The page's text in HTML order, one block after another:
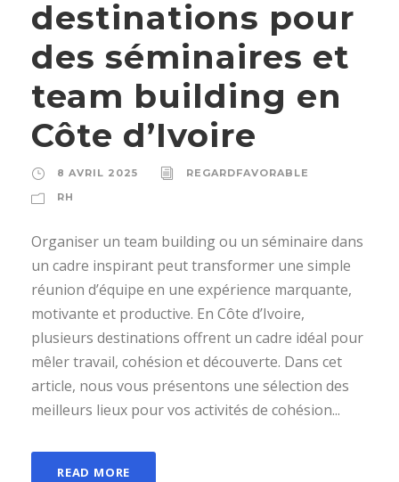
destinations pour
des séminaires et
team building en
Côte d’Ivoire
8 AVRIL 2025
REGARDFAVORABLE
RH
Organiser un team building ou un séminaire dans
un cadre inspirant peut transformer une simple
réunion d’équipe en une expérience marquante,
motivante et productive. En Côte d’Ivoire,
plusieurs destinations offrent un cadre idéal pour
mêler travail, cohésion et découverte. Dans cet
article, nous vous présentons une sélection des
meilleurs lieux pour vos activités de cohésion...
READ MORE